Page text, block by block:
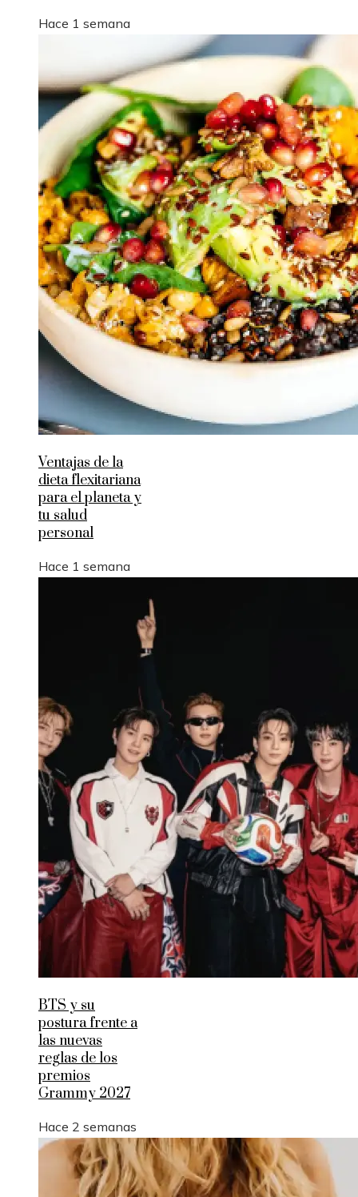
Hace 1 semana
Ventajas de la
dieta flexitariana
para el planeta y
tu salud
personal
Hace 1 semana
BTS y su
postura frente a
las nuevas
reglas de los
premios
Grammy 2027
Hace 2 semanas